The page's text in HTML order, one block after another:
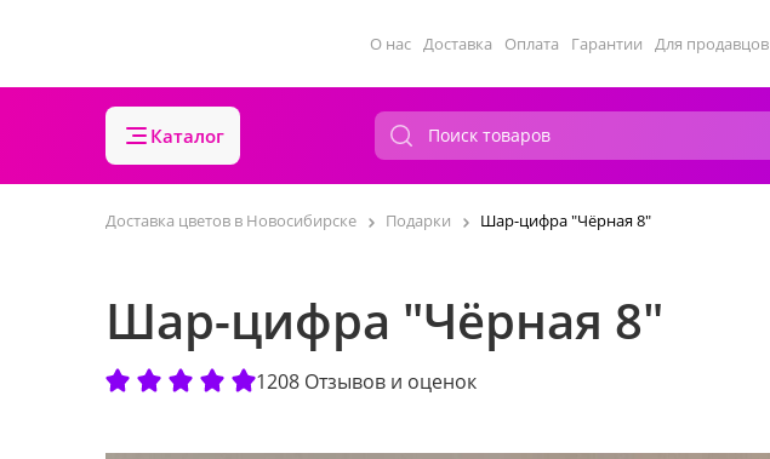
О нас Доставка Оплата Гарантии Для продавцов
Каталог
Доставка цветов в Новосибирске Подарки Шар-цифра "Чёрная 8"
Шар-цифра "Чёрная 8"
1208 Отзывов и оценок